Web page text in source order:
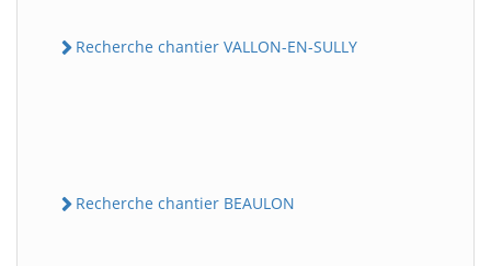
Recherche chantier VALLON-EN-SULLY
Recherche chantier BEAULON